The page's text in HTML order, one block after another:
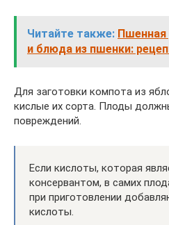
Читайте также: Пшенная
и блюда из пшенки:
Для заготовки компота из
кислые их сорта. Плоды
повреждений.
Если кислоты, которая
консервантом, в самих
при приготовлении
кислоты.